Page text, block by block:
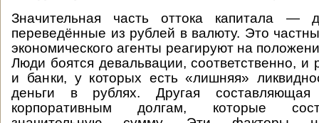
Значительная часть оттока капитала —
переведённые из рублей в валюту. Это
экономического агенты реагируют на
Люди боятся девальвации, соответственно, и
и банки, у которых есть «лишняя»
деньги в рублях. Другая
корпоративным долгам, которые